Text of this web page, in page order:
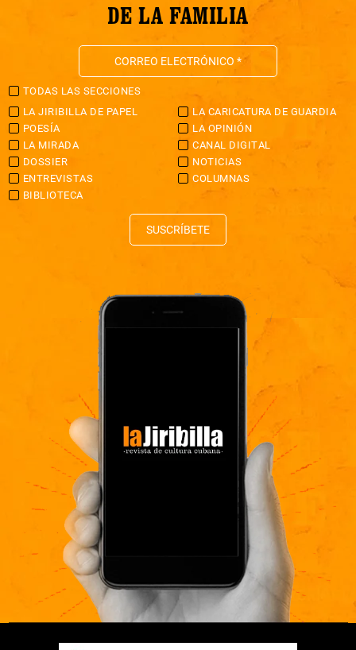
DE LA FAMILIA
TODAS LAS SECCIONES
LA JIRIBILLA DE PAPEL
LA CARICATURA DE GUARDIA
POESÍA
LA OPINIÓN
LA MIRADA
CANAL DIGITAL
DOSSIER
NOTICIAS
ENTREVISTAS
COLUMNAS
BIBLIOTECA
SUSCRÍBETE